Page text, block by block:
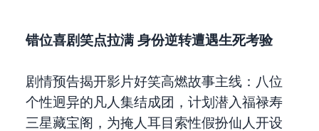
错位喜剧笑点拉满 身份逆转遭遇生死考验
剧情预告揭开影片好笑高燃故事主线：八位
个性迥异的凡人集结成团，计划潜入福禄寿
三星藏宝阁，为掩人耳目索性假扮仙人开设